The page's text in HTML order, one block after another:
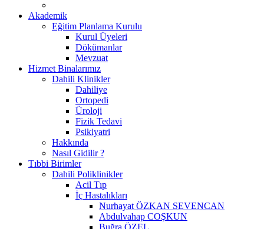
Akademik
Eğitim Planlama Kurulu
Kurul Üyeleri
Dökümanlar
Mevzuat
Hizmet Binalarımız
Dahili Klinikler
Dahiliye
Ortopedi
Üroloji
Fizik Tedavi
Psikiyatri
Hakkında
Nasıl Gidilir ?
Tıbbi Birimler
Dahili Poliklinikler
Acil Tıp
İç Hastalıkları
Nurhayat ÖZKAN SEVENCAN
Abdulvahap COŞKUN
Buğra ÖZEL